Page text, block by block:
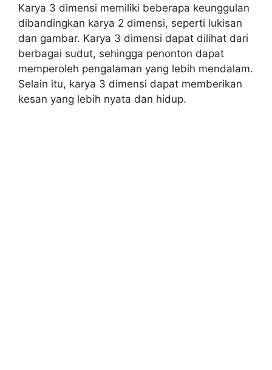
Karya 3 dimensi memiliki beberapa keunggulan
dibandingkan karya 2 dimensi, seperti lukisan
dan gambar. Karya 3 dimensi dapat dilihat dari
berbagai sudut, sehingga penonton dapat
memperoleh pengalaman yang lebih mendalam.
Selain itu, karya 3 dimensi dapat memberikan
kesan yang lebih nyata dan hidup.